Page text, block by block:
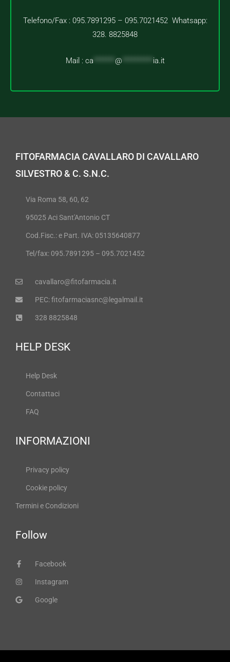
Telefono/Fax : 095.7891295 – 095.7021452 Whatsapp:
328. 8825848
Mail : ca @ ia.it
FITOFARMACIA CAVALLARO DI CAVALLARO
SILVESTRO & C. S.N.C.
Via Roma 58, 60, 62
95025 Aci Sant'Antonio CT
Cod.Fisc.: e Part. IVA: 05135640877
Tel/fax: 095.7891295 – 095.7021452
cavallaro@fitofarmacia.it
PEC: fitofarmaciasnc@legalmail.it
328 8825848
HELP DESK
Help Desk
Contattaci
FAQ
INFORMAZIONI
Privacy policy
Cookie policy
Termini e Condizioni
Follow
Facebook
Instagram
Google